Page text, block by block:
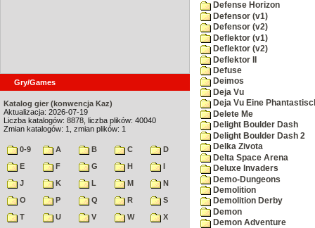
Gry/Games
Katalog gier (konwencja Kaz)
Aktualizacja: 2026-07-19
Liczba katalogów: 8878, liczba plików: 40040
Zmian katalogów: 1, zmian plików: 1
0-9 A B C
D
E
F G H
I
J
K L M
N
O
P Q R
S
T
U V W
X
Defense Horizon
Defensor (v1)
Defensor (v2)
Deflektor (v1)
Deflektor (v2)
Deflektor II
Defuse
Deimos
Deja Vu
Deja Vu Eine
Delete Me
Delight Boulder Dash
Delight Boulder Dash 2
Delka Zivota
Delta Space Arena
Deluxe Invaders
Demo-Dungeons
Demolition
Demolition Derby
Demon
Demon Adventure